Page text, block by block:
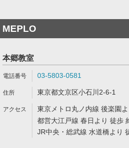
MEPLO
本郷教室
03-5803-0581
東京都文京区小石川2-6-1
東京メトロ丸ノ内線 後楽園
都営大江戸線 春日より 徒歩
JR中央・総武線 水道橋より